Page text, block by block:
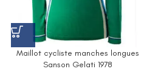
Maillot cycliste manches longues
Sanson Gelati 1978